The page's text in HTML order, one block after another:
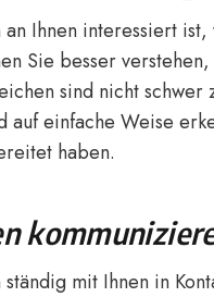
Ihnen interessiert
Sie besser
sind nicht schwer
auf einfache Weise
haben.
mit Ihnen in